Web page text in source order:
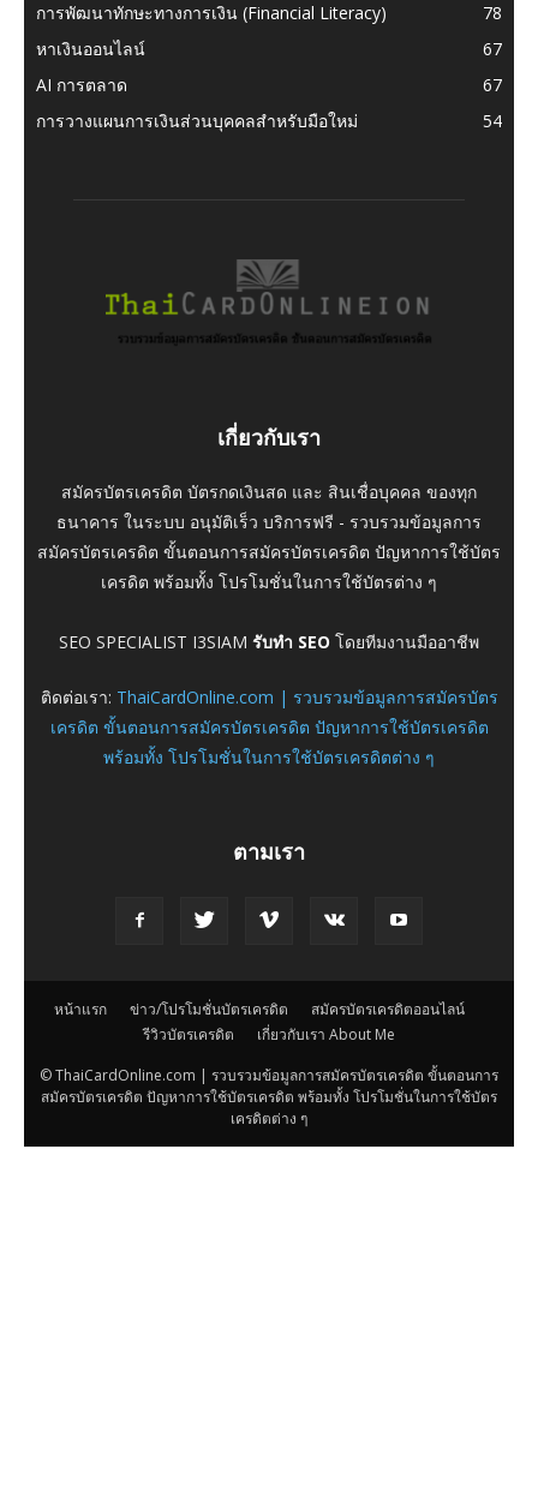
การพัฒนาทักษะทางการเงิน (Financial Literacy)
78
หาเงินออนไลน์
67
AI การตลาด
67
การวางแผนการเงินส่วนบุคคลสำหรับมือใหม่
54
เกี่ยวกับเรา
สมัครบัตรเครดิต บัตรกดเงินสด และ สินเชื่อบุคคล ของทุก
ธนาคาร ในระบบ อนุมัติเร็ว บริการฟรี - รวบรวมข้อมูลการ
สมัครบัตรเครดิต ขั้นตอนการสมัครบัตรเครดิต ปัญหาการใช้บัตร
เครดิต พร้อมทั้ง โปรโมชั่นในการใช้บัตรต่าง ๆ
SEO SPECIALIST I3SIAM รับทำ SEO โดยทีมงานมืออาชีพ
ติดต่อเรา: ThaiCardOnline.com | รวบรวมข้อมูลการสมัครบัตร
เครดิต ขั้นตอนการสมัครบัตรเครดิต ปัญหาการใช้บัตรเครดิต
พร้อมทั้ง โปรโมชั่นในการใช้บัตรเครดิตต่าง ๆ
ตามเรา
หน้าแรก ข่าว/โปรโมชั่นบัตรเครดิต
สมัครบัตรเครดิตออนไลน์
รีวิวบัตรเครดิต
เกี่ยวกับเรา About Me
© ThaiCardOnline.com | รวบรวมข้อมูลการสมัครบัตรเครดิต ขั้นตอนการ
สมัครบัตรเครดิต ปัญหาการใช้บัตรเครดิต พร้อมทั้ง โปรโมชั่นในการใช้บัตร
เครดิตต่าง ๆ